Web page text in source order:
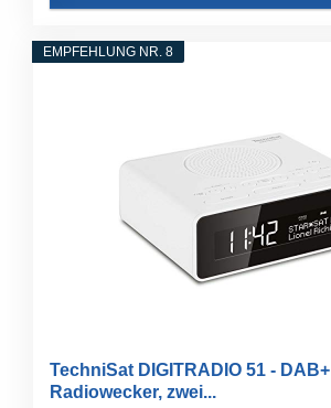
EMPFEHLUNG NR. 8
TechniSat DIGITRADIO 51 - DAB+
Radiowecker, zwei...